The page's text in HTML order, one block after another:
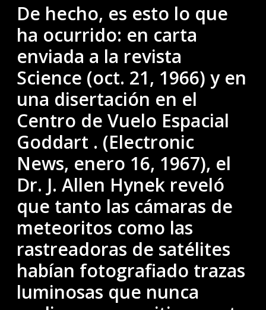
De hecho, es esto lo que
ha ocurrido: en carta
enviada a la revista
Science (oct. 21, 1966) y en
una disertación en el
Centro de Vuelo Espacial
Goddart . (Electronic
News, enero 16, 1967), el
Dr. J. Allen Hynek reveló
que tanto las cámaras de
meteoritos como las
rastreadoras de satélites
habían fotografiado trazas
luminosas que nunca